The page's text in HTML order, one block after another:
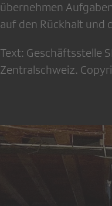
übernehmen
auf den Rückhalt und
Text: Geschäftsstelle
Zentralschweiz.